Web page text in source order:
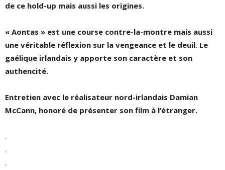
de ce hold-up mais aussi les origines.
« Aontas » est une course contre-la-montre mais aussi
une véritable réflexion sur la vengeance et le deuil. Le
gaélique irlandais y apporte son caractère et son
authencité.
Entretien avec le réalisateur nord-irlandais Damian
McCann, honoré de présenter son film à l’étranger.
.
.
.